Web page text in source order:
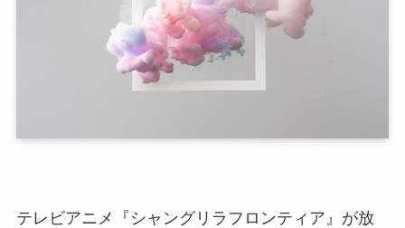
テレビアニメ『シャングリラフロンティア』が放